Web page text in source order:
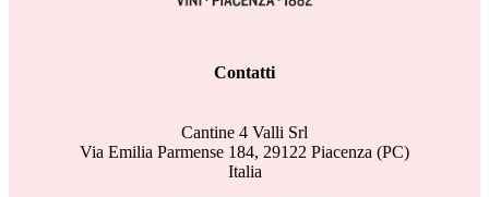
Contatti
Cantine 4 Valli Srl
Via Emilia Parmense 184, 29122 Piacenza (PC)
Italia